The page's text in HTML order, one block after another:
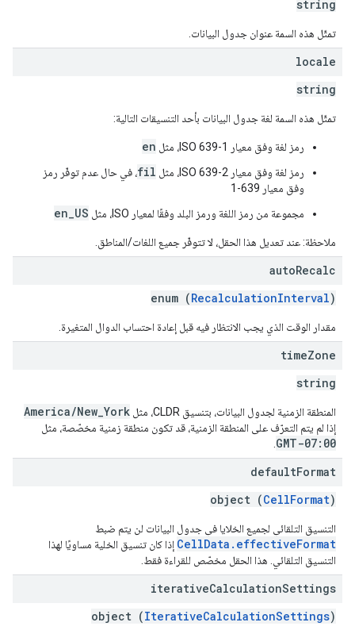
string
تمثّل هذه السمة عنوان جدول البيانات.
locale
string
تمثّل هذه السمة لغة جدول البيانات بأحد التنسيقات التالية:
رمز لغة وفق معيار ISO 639-1، مثل en
رمز لغة وفق معيار ISO 639-2، مثل fil، في حال عدم توفّر رمز
وفق معيار 639-1
مجموعة من رمز اللغة ورمز البلد وفقًا لمعيار ISO، مثل
en_US
ملاحظة: عند تعديل هذا الحقل، لا تتوفّر جميع اللغات/المناطق.
autoRecalc
enum (RecalculationInterval)
مقدار الوقت الذي يجب الانتظار فيه قبل إعادة احتساب الدوال المتغيرة.
timeZone
string
المنطقة الزمنية لجدول البيانات، بتنسيق CLDR، مثل America/New_York
إذا لم يتم التعرّف على المنطقة الزمنية، قد تكون منطقة زمنية مخصّصة، مثل
GMT-07:00
defaultFormat
object (CellFormat)
التنسيق التلقائي لجميع الخلايا في جدول البيانات لن يتم ضبط
CellData.effectiveFormat إذا كان تنسيق الخلية مساويًا لهذا
التنسيق التلقائي. هذا الحقل مخصّص للقراءة فقط.
iterativeCalculationSettings
object (IterativeCalculationSettings)